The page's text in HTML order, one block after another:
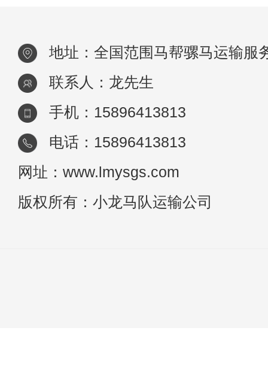
地址：全国范围马帮骡马运输服
联系人：龙先生
手机：15896413813
电话：15896413813
网址：www.lmysgs.com
版权所有：小龙马队运输公司